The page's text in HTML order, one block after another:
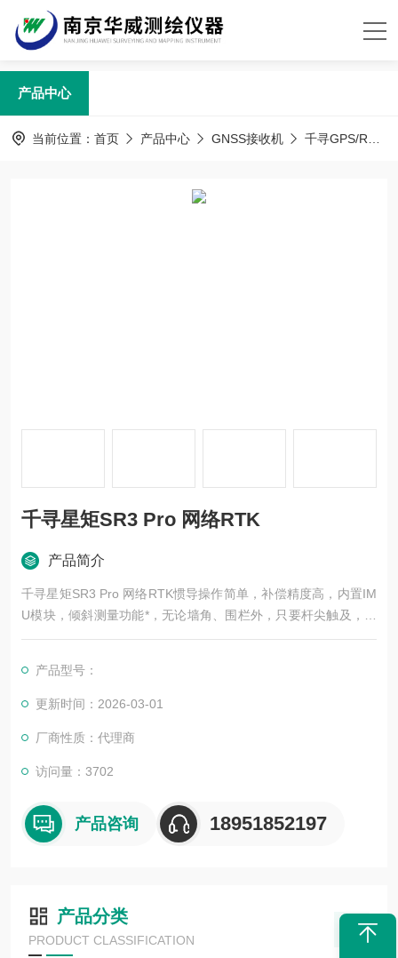
产品中心
当前位置： 首页 产品中心 GNSS接收机 千寻GPS/RTK
千寻星矩SR3 Pro 网络RTK
产品简介
千寻星矩SR3 Pro 网络RTK惯导操作简单，补偿精度高，内置IM
U模块，倾斜测量功能*，无论墙角、围栏外，只要杆尖触及，就
可进行测量，不挑杆，补偿精度高，支持60度倾斜测量，精度可
寻知寸（FindCM）5星16频服务，在卫星通道、抗遮挡性能、搜
星能力、惯导、续航、三防性能都有所提高。
产品型号：
更新时间：2026-03-01
厂商性质：代理商
访问量：3702
产品咨询 18951852197
产品分类
PRODUCT CLASSIFICATION